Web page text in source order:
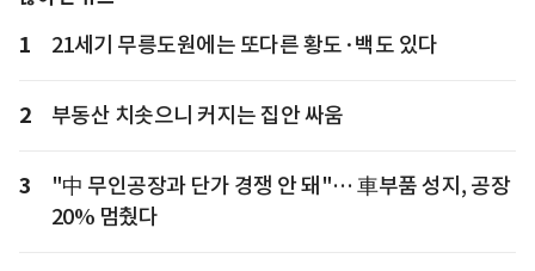
1 21세기 무릉도원에는 또다른 황도·백도 있다
2 부동산 치솟으니 커지는 집안 싸움
3
"中 무인공장과 단가 경쟁 안 돼"… 車부품 성지, 공장
20% 멈췄다